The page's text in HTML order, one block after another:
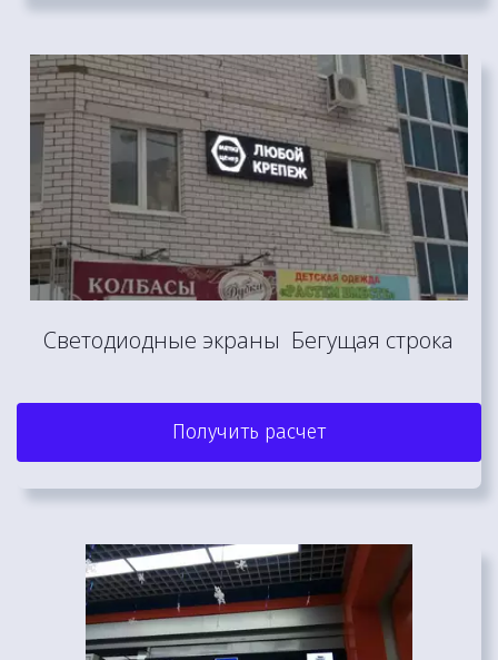
Светодиодные экраны  Бегущая строка
Получить расчет